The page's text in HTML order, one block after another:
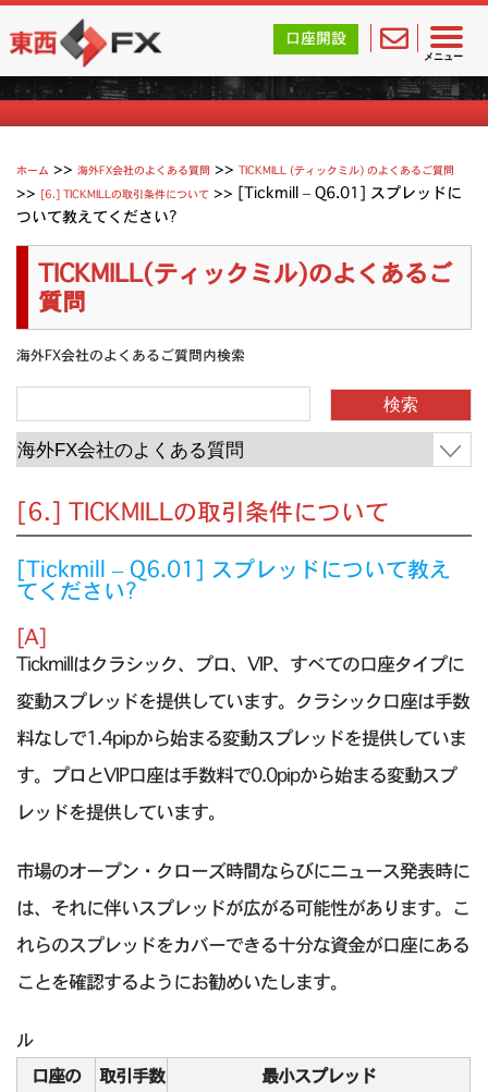
メニュー
東西FX｜海外FX会社（ブローカー）の無料口座開設サポ
口座開設
Tickmill (ティックミル) よくあるご質問
ホーム >>海外FX会社のよくある質問 >>TICKMILL (ティックミル) のよくあるご質問
>> [6.] TICKMILLの取引条件について >> [Tickmill – Q6.01] スプレッドに
ついて教えてください?
TICKMILL(ティックミル)のよくあるご
質問
海外FX会社のよくあるご質問内検索
[6.] TICKMILLの取引条件について
[Tickmill – Q6.01] スプレッドについて教え
てください?
[A]
Tickmillはクラシック、プロ、VIP、すべての口座タイプに
変動スプレッドを提供しています。クラシック口座は手数
料なしで1.4pipから始まる変動スプレッドを提供していま
す。プロとVIP口座は手数料で0.0pipから始まる変動スプ
レッドを提供しています。
市場のオープン・クローズ時間ならびにニュース発表時に
は、それに伴いスプレッドが広がる可能性があります。こ
れらのスプレッドをカバーできる十分な資金が口座にある
ことを確認するようにお勧めいたします。
ル
口座の
取引手数
最小スプレッド